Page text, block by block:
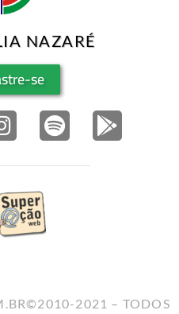
NAZARÉ
se
2021 – TODOS